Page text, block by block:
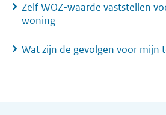
Zelf WOZ-waarde vaststellen
woning
Wat zijn de gevolgen voor mijn